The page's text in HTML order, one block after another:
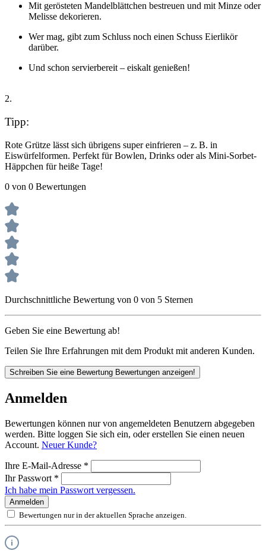
Mit gerösteten Mandelblättchen bestreuen und mit Minze oder
Melisse dekorieren.
Wer mag, gibt zum Schluss noch einen Schuss Eierlikör
darüber.
Und schon servierbereit – eiskalt genießen!
2.
Tipp:
Rote Grütze lässt sich übrigens super einfrieren – z. B. in
Eiswürfelformen. Perfekt für Bowlen, Drinks oder als Mini-Sorbet-
Häppchen für heiße Tage!
0 von 0 Bewertungen
Durchschnittliche Bewertung von 0 von 5 Sternen
Geben Sie eine Bewertung ab!
Teilen Sie Ihre Erfahrungen mit dem Produkt mit anderen Kunden.
Schreiben Sie eine Bewertung Bewertungen anzeigen!
Anmelden
Bewertungen können nur von angemeldeten Benutzern abgegeben
werden. Bitte loggen Sie sich ein, oder erstellen Sie einen neuen
Account. Neuer Kunde?
Ihre E-Mail-Adresse *
Ihr Passwort *
Ich habe mein Passwort vergessen.
Anmelden
Bewertungen nur in der aktuellen Sprache anzeigen.